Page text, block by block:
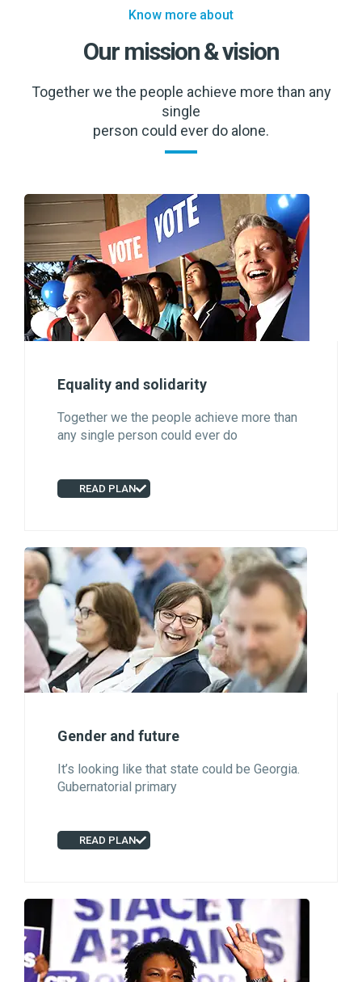
Know more about
Our mission & vision
Together we the people achieve more than any
single
person could ever do alone.
Equality and solidarity
Together we the people achieve more than
any single person could ever do
READ PLAN
Gender and future
It’s looking like that state could be Georgia.
Gubernatorial primary
READ PLAN